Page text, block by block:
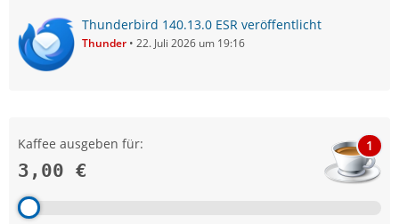
Thunderbird 140.13.0 ESR veröffentlicht
Thunder 22. Juli 2026 um 19:16
Kaffee ausgeben für:
3,00 €
1